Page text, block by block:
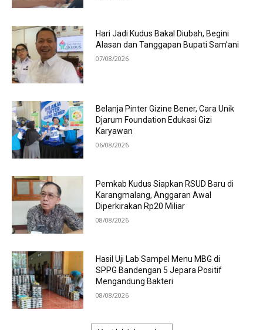
Hari Jadi Kudus Bakal Diubah, Begini
Alasan dan Tanggapan Bupati Sam’ani
07/08/2026
Belanja Pinter Gizine Bener, Cara Unik
Djarum Foundation Edukasi Gizi
Karyawan
06/08/2026
Pemkab Kudus Siapkan RSUD Baru di
Karangmalang, Anggaran Awal
Diperkirakan Rp20 Miliar
08/08/2026
Hasil Uji Lab Sampel Menu MBG di
SPPG Bandengan 5 Jepara Positif
Mengandung Bakteri
08/08/2026